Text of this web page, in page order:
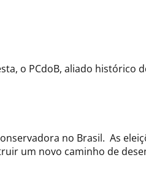
o PCdoB, aliado histórico
no Brasil. As
um novo caminho de